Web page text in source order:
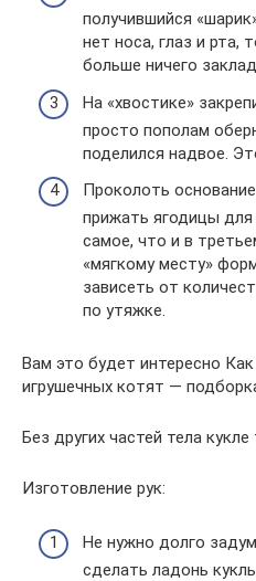
получившийся
нет носа, глаз и рта,
больше ничего
На «хвостике»
просто пополам
поделился надвое.
Проколоть
прижать ягодицы
самое, что и в
«мягкому месту»
зависеть от
по утяжке.
Вам это будет интересно
игрушечных котят —
Без других частей тела
Изготовление рук:
Не нужно долго
сделать ладонь